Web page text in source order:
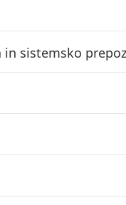
sistemsko